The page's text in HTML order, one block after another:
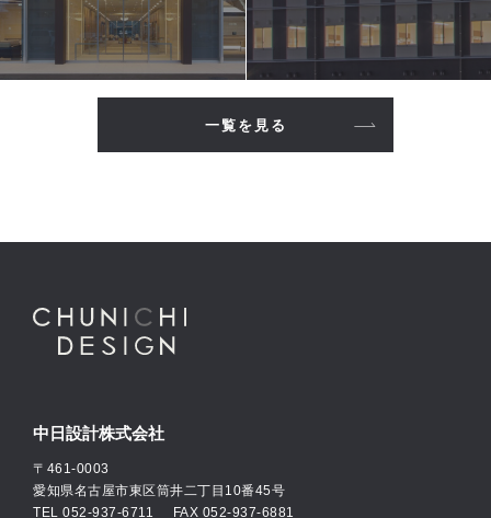
一覧を見る
中日設計株式会社
〒461-0003
愛知県名古屋市東区筒井二丁目10番45号
TEL 052-937-6711 FAX 052-937-6881